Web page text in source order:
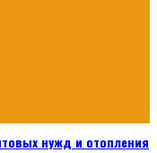
нужд и отопления